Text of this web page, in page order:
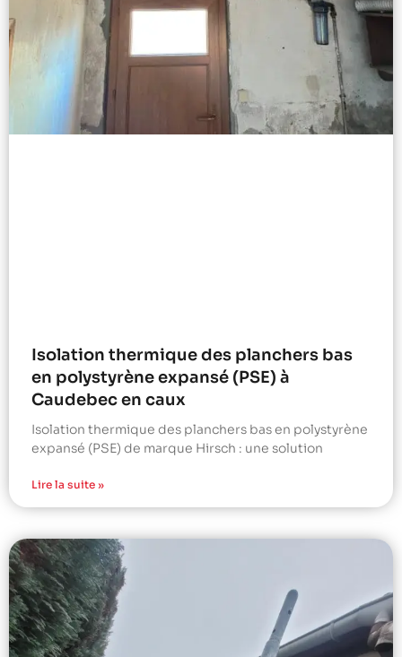
Isolation thermique des planchers bas
en polystyrène expansé (PSE) à
Caudebec en caux
Isolation thermique des planchers bas en polystyrène
expansé (PSE) de marque Hirsch : une solution
Lire la suite »